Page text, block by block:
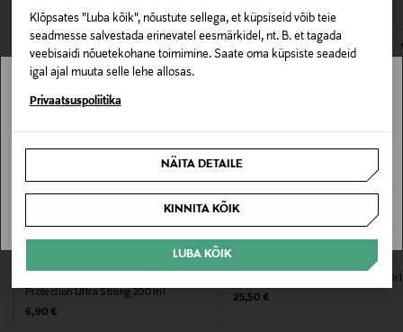
Klõpsates "Luba kõik", nõustute sellega, et küpsiseid võib teie
seadmesse salvestada erinevatel eesmärkidel, nt. B. et tagada
veebisaidi nõuetekohane toimimine. Saate oma küpsiste seadeid
igal ajal muuta selle lehe allosas.
Privaatsuspoliitika
NÄITA DETAILE
KINNITA KÕIK
LUBA KÕIK
Juuksetüüp
Normaalsetele juustele
Kategooria
Tooteseeria
E-POE TAGASTUSED
Protection Ultra Strong 200 ml
Original Price
6,90 €
Juuksevaht EIMI Nutricurls Soft Twirl
Original Price
25,50 €
Stockmann pole Sinu riigis saadaval.
SAAN ARU